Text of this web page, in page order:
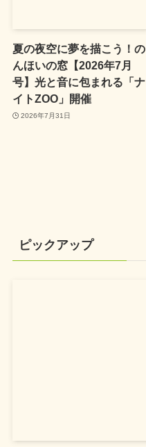
夏の夜空に夢を描こう！の
んほいの窓【2026年7月
号】光と音に包まれる「ナ
イトZOO」開催
2026年7月31日
ピックアップ